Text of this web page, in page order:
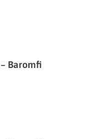
Baromfi